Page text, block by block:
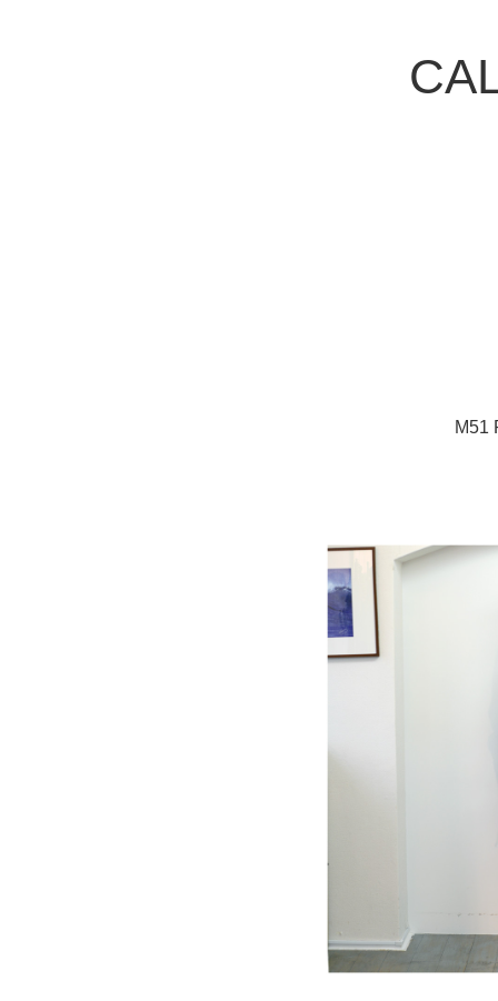
M51